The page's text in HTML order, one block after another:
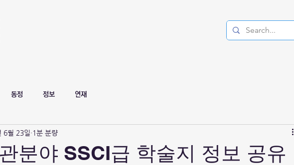
동정 정보 연재
분야 SSCI급 학술지 정보 공유
6월 23일 1분 분량